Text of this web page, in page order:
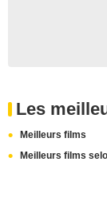
Les
Meilleurs films
Meilleurs films